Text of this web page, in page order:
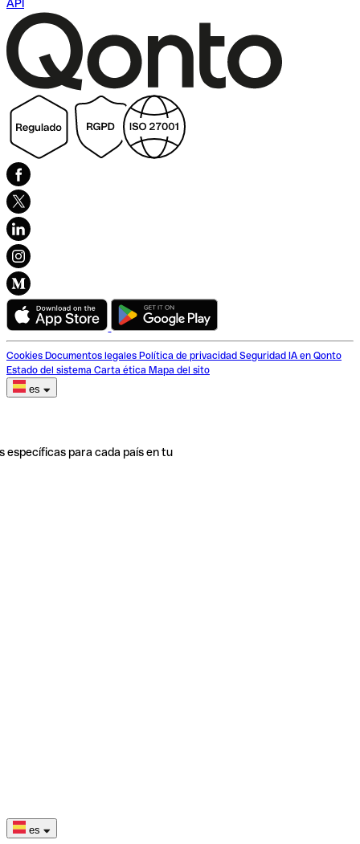
API
Cookies Documentos legales Política de privacidad Seguridad IA en Qonto
Estado del sistema Carta ética Mapa del sito
es
específicas para cada país en tu
es